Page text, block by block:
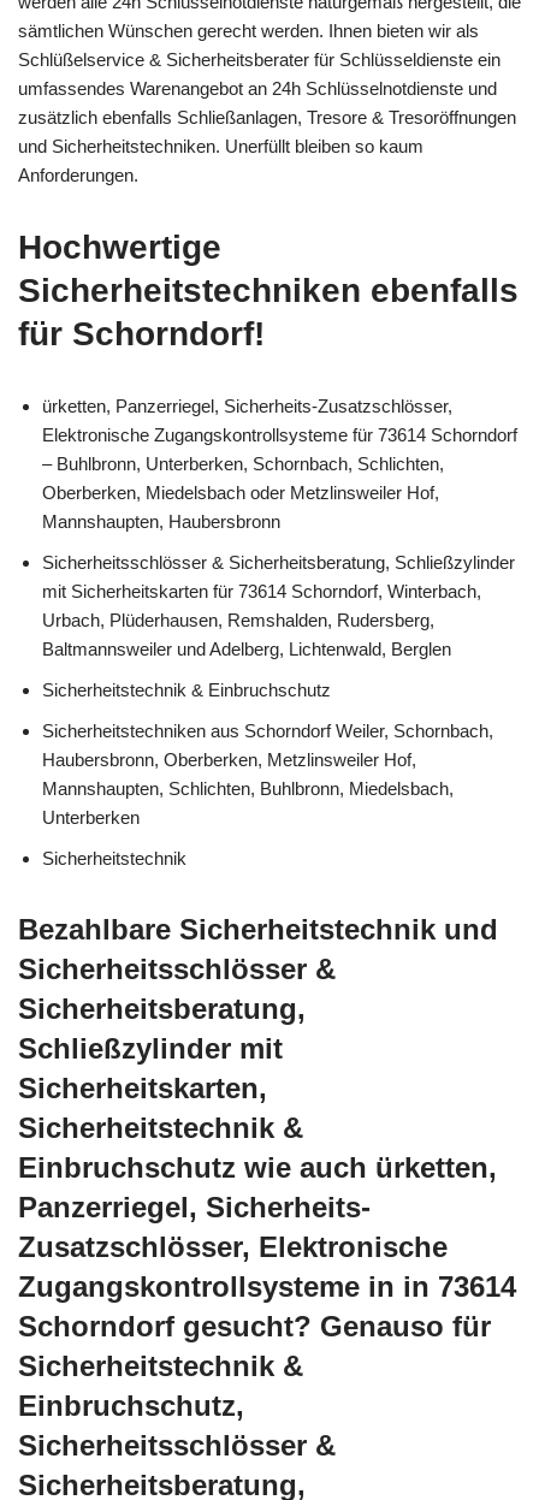
sämtlichen Wünschen gerecht werden. Ihnen bieten wir als
Schlüßelservice & Sicherheitsberater für Schlüsseldienste ein
umfassendes Warenangebot an 24h Schlüsselnotdienste und
zusätzlich ebenfalls Schließanlagen, Tresore & Tresoröffnungen
und Sicherheitstechniken. Unerfüllt bleiben so kaum
Anforderungen.
Hochwertige
Sicherheitstechniken ebenfalls
für Schorndorf!
ürketten, Panzerriegel, Sicherheits-Zusatzschlösser,
Elektronische Zugangskontrollsysteme für 73614 Schorndorf
– Buhlbronn, Unterberken, Schornbach, Schlichten,
Oberberken, Miedelsbach oder Metzlinsweiler Hof,
Mannshaupten, Haubersbronn
Sicherheitsschlösser & Sicherheitsberatung, Schließzylinder
mit Sicherheitskarten für 73614 Schorndorf, Winterbach,
Urbach, Plüderhausen, Remshalden, Rudersberg,
Baltmannsweiler und Adelberg, Lichtenwald, Berglen
Sicherheitstechnik & Einbruchschutz
Sicherheitstechniken aus Schorndorf Weiler, Schornbach,
Haubersbronn, Oberberken, Metzlinsweiler Hof,
Mannshaupten, Schlichten, Buhlbronn, Miedelsbach,
Unterberken
Sicherheitstechnik
Bezahlbare Sicherheitstechnik und
Sicherheitsschlösser &
Sicherheitsberatung,
Schließzylinder mit
Sicherheitskarten,
Sicherheitstechnik &
Einbruchschutz wie auch ürketten,
Panzerriegel, Sicherheits-
Zusatzschlösser, Elektronische
Zugangskontrollsysteme in in 73614
Schorndorf gesucht? Genauso für
Sicherheitstechnik &
Einbruchschutz,
Sicherheitsschlösser &
Sicherheitsberatung,